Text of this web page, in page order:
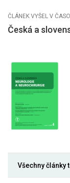
ČLÁNEK VYŠEL V
Česká a
Všechny články